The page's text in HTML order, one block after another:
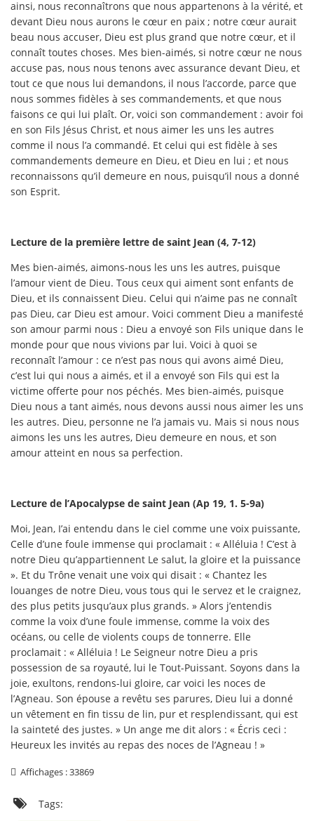
ainsi, nous reconnaîtrons que nous appartenons à la vérité, et
devant Dieu nous aurons le cœur en paix ; notre cœur aurait
beau nous accuser, Dieu est plus grand que notre cœur, et il
connaît toutes choses. Mes bien-aimés, si notre cœur ne nous
accuse pas, nous nous tenons avec assurance devant Dieu, et
tout ce que nous lui demandons, il nous l’accorde, parce que
nous sommes fidèles à ses commandements, et que nous
faisons ce qui lui plaît. Or, voici son commandement : avoir foi
en son Fils Jésus Christ, et nous aimer les uns les autres
comme il nous l’a commandé. Et celui qui est fidèle à ses
commandements demeure en Dieu, et Dieu en lui ; et nous
reconnaissons qu’il demeure en nous, puisqu’il nous a donné
son Esprit.
Lecture de la première lettre de saint Jean (4, 7-12)
Mes bien-aimés, aimons-nous les uns les autres, puisque
l’amour vient de Dieu. Tous ceux qui aiment sont enfants de
Dieu, et ils connaissent Dieu. Celui qui n’aime pas ne connaît
pas Dieu, car Dieu est amour. Voici comment Dieu a manifesté
son amour parmi nous : Dieu a envoyé son Fils unique dans le
monde pour que nous vivions par lui. Voici à quoi se
reconnaît l’amour : ce n’est pas nous qui avons aimé Dieu,
c’est lui qui nous a aimés, et il a envoyé son Fils qui est la
victime offerte pour nos péchés. Mes bien-aimés, puisque
Dieu nous a tant aimés, nous devons aussi nous aimer les uns
les autres. Dieu, personne ne l’a jamais vu. Mais si nous nous
aimons les uns les autres, Dieu demeure en nous, et son
amour atteint en nous sa perfection.
Lecture de l’Apocalypse de saint Jean (Ap 19, 1. 5-9a)
Moi, Jean, I’ai entendu dans le ciel comme une voix puissante,
Celle d’une foule immense qui proclamait : « Alléluia ! C’est à
notre Dieu qu’appartiennent Le salut, la gloire et la puissance
». Et du Trône venait une voix qui disait : « Chantez les
louanges de notre Dieu, vous tous qui le servez et le craignez,
des plus petits jusqu’aux plus grands. » Alors j’entendis
comme la voix d’une foule immense, comme la voix des
océans, ou celle de violents coups de tonnerre. Elle
proclamait : « Alléluia ! Le Seigneur notre Dieu a pris
possession de sa royauté, lui le Tout-Puissant. Soyons dans la
joie, exultons, rendons-lui gloire, car voici les noces de
l’Agneau. Son épouse a revêtu ses parures, Dieu lui a donné
un vêtement en fin tissu de lin, pur et resplendissant, qui est
la sainteté des justes. » Un ange me dit alors : « Écris ceci :
Heureux les invités au repas des noces de l’Agneau ! »
Affichages : 33869
Tags: